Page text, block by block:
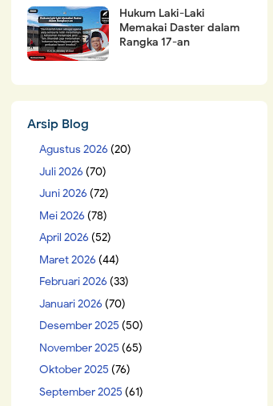
Hukum Laki-Laki
Memakai Daster dalam
Rangka 17-an
Arsip Blog
Agustus 2026 (20)
Juli 2026 (70)
Juni 2026 (72)
Mei 2026 (78)
April 2026 (52)
Maret 2026 (44)
Februari 2026 (33)
Januari 2026 (70)
Desember 2025 (50)
November 2025 (65)
Oktober 2025 (76)
September 2025 (61)